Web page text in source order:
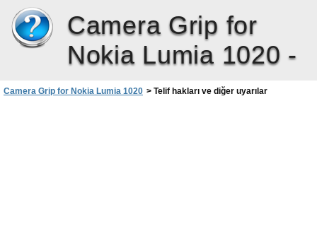
Camera Grip for
Nokia Lumia 1020 -
Camera Grip for Nokia Lumia 1020 > Telif hakları ve diğer uyarılar